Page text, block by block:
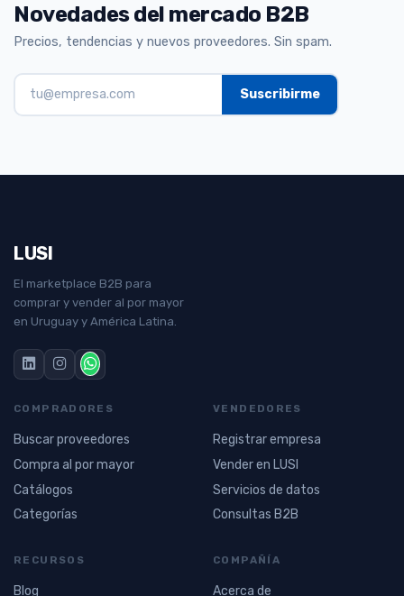
Novedades del mercado B2B
Precios, tendencias y nuevos proveedores. Sin spam.
LUSI
El marketplace B2B para
comprar y vender al por mayor
en Uruguay y América Latina.
COMPRADORES
Buscar proveedores
Compra al por mayor
Catálogos
Categorías
VENDEDORES
Registrar empresa
Vender en LUSI
Servicios de datos
Consultas B2B
RECURSOS
Blog
COMPAÑÍA
Acerca de